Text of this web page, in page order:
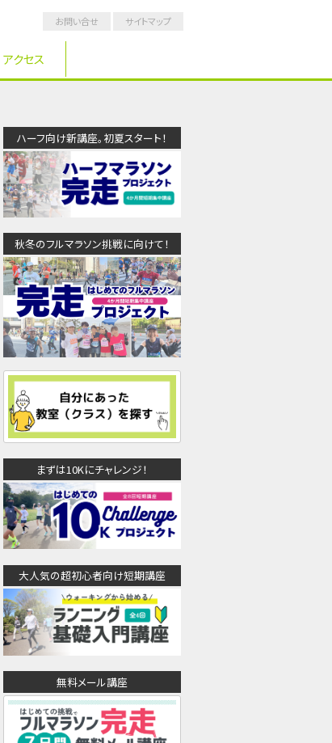
アクセス
お問い合せ サイトマップ
ハーフ向け新講座。初夏スタート！
秋冬のフルマラソン挑戦に向けて！
まずは10Kにチャレンジ！
大人気の超初心者向け短期講座
無料メール講座